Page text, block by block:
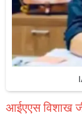
आईएएस विशाख